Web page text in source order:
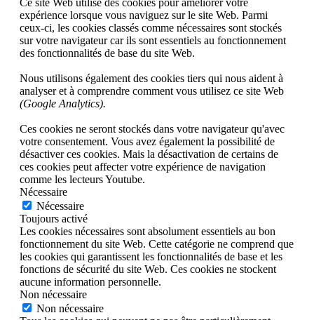
Ce site Web utilise des cookies pour améliorer votre
expérience lorsque vous naviguez sur le site Web. Parmi
ceux-ci, les cookies classés comme nécessaires sont stockés
sur votre navigateur car ils sont essentiels au fonctionnement
des fonctionnalités de base du site Web.
Nous utilisons également des cookies tiers qui nous aident à
analyser et à comprendre comment vous utilisez ce site Web
(Google Analytics).
Ces cookies ne seront stockés dans votre navigateur qu'avec
votre consentement. Vous avez également la possibilité de
désactiver ces cookies. Mais la désactivation de certains de
ces cookies peut affecter votre expérience de navigation
comme les lecteurs Youtube.
Nécessaire
Nécessaire
Toujours activé
Les cookies nécessaires sont absolument essentiels au bon
fonctionnement du site Web. Cette catégorie ne comprend que
les cookies qui garantissent les fonctionnalités de base et les
fonctions de sécurité du site Web. Ces cookies ne stockent
aucune information personnelle.
Non nécessaire
Non nécessaire